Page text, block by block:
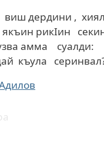
виш дердини ,
якъин рикIин
амма суалди:
къула